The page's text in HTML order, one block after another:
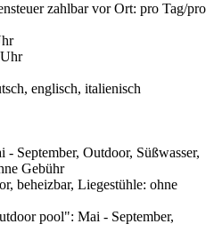
zahlbar vor Ort: pro Tag/pro
englisch, italienisch
September, Outdoor, Süßwasser,
Gebühr
beheizbar, Liegestühle: ohne
pool": Mai - September,